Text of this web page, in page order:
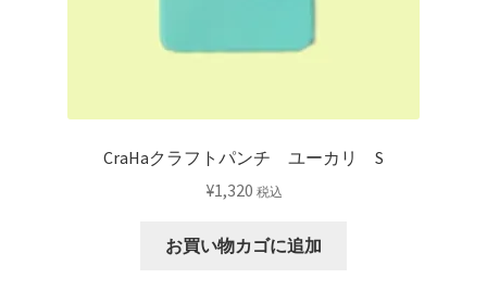
CraHaクラフトパンチ ユーカリ S
¥1,320 税込
お買い物カゴに追加